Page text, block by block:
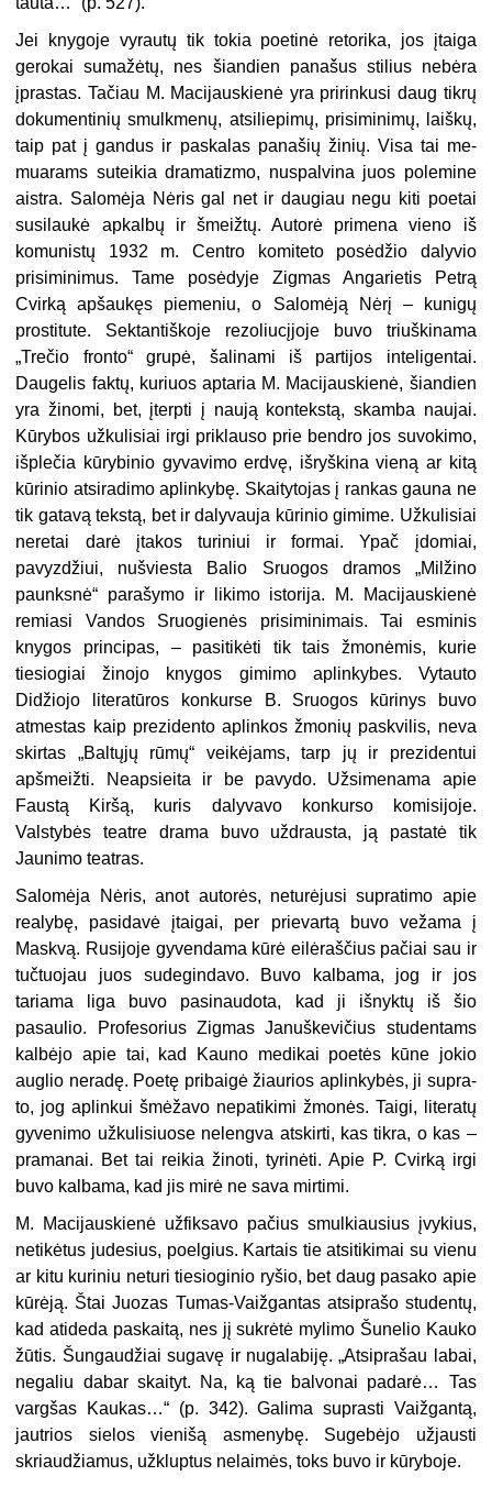
Jei knygoje vyrautų tik tokia poe­tinė retorika, jos įtaiga
gerokai suma­žėtų, nes šiandien panašus stilius ne­bėra
įprastas. Tačiau M. Macijauskienė yra pririnkusi daug tikrų
dokumen­tinių smulkmenų, atsiliepimų, prisi­minimų, laiškų,
taip pat į gandus ir paskalas panašių žinių. Visa tai me­
muarams suteikia dramatizmo, nuspal­vina juos polemine
aistra. Salomėja Nėris gal net ir daugiau negu kiti poe­tai
susilaukė apkalbų ir šmeižtų. Autorė primena vieno iš
komunistų 1932 m. Centro komiteto posėdžio dalyvio
prisiminimus. Tame posėdyje Zigmas Angarietis Petrą
Cvirką ap­šaukęs piemeniu, o Salomėją Nėrį – kunigų
prostitute. Sektantiškoje rezoliucįjoje buvo triuškinama
„Trečio fronto“ grupė, šalinami iš partijos in­teligentai.
Daugelis faktų, kuriuos ap­taria M. Macijauskienė, šiandien
yra žinomi, bet, įterpti į naują kontekstą, skamba naujai.
Kūrybos užkulisiai irgi priklauso prie bendro jos suvokimo,
iš­plečia kūrybinio gyvavimo erdvę, iš­ryškina vieną ar kitą
kūrinio atsiradi­mo aplinkybę. Skaitytojas į rankas gau­na ne
tik gatavą tekstą, bet ir daly­vauja kūrinio gimime. Užkulisiai
nere­tai darė įtakos turiniui ir formai. Ypač įdomiai,
pavyzdžiui, nušviesta Balio Sruogos dramos „Milžino
paunksnė“ parašymo ir likimo istorija. M. Maci­jauskienė
remiasi Vandos Sruogienės prisiminimais. Tai esminis
knygos prin­cipas, – pasitikėti tik tais žmonėmis, kurie
tiesiogiai žinojo knygos gimimo aplinkybes. Vytauto
Didžiojo literatū­ros konkurse B. Sruogos kūrinys buvo
atmestas kaip prezidento aplinkos žmonių paskvilis, neva
skirtas „Baltų­jų rūmų“ veikėjams, tarp jų ir prezi­dentui
apšmeižti. Neapsieita ir be pa­vydo. Užsimenama apie
Faustą Kiršą, kuris dalyvavo konkurso komisijoje.
Valstybės teatre drama buvo uždraus­ta, ją pastatė tik
Jaunimo teatras.
Salomėja Nėris, anot autorės, netu­rėjusi supratimo apie
realybę, pasidavė įtaigai, per prievartą buvo vežama į
Maskvą. Rusijoje gyvendama kūrė ei­lėraščius pačiai sau ir
tučtuojau juos sudegindavo. Buvo kalbama, jog ir jos
tariama liga buvo pasinaudota, kad ji išnyktų iš šio
pasaulio. Profesorius Zigmas Januškevičius studentams
kal­bėjo apie tai, kad Kauno medikai poe­tės kūne jokio
auglio neradę. Poetę pribaigė žiaurios aplinkybės, ji supra­
to, jog aplinkui šmėžavo nepatikimi žmonės. Taigi, literatų
gyvenimo užku­lisiuose nelengva atskirti, kas tikra, o kas –
pramanai. Bet tai reikia žinoti, tyrinėti. Apie P. Cvirką irgi
buvo kalba­ma, kad jis mirė ne sava mirtimi.
M. Macijauskienė užfiksavo pačius smulkiausius įvykius,
netikėtus jude­sius, poelgius. Kartais tie atsitikimai su vienu
ar kitu kuriniu neturi tie­sioginio ryšio, bet daug pasako apie
kūrėją. Štai Juozas Tumas-Vaižgantas atsiprašo studentų,
kad atideda pa­skaitą, nes jį sukrėtė mylimo Šunelio Kauko
žūtis. Šungaudžiai sugavę ir nugalabiję. „Atsiprašau labai,
negaliu dabar skaityt. Na, ką tie balvonai pa­darė… Tas
vargšas Kaukas…“ (p. 342). Galima suprasti Vaižgantą,
jautrios sielos vienišą asmenybę. Sugebėjo už­jausti
skriaudžiamus, užkluptus ne­laimės, toks buvo ir kūryboje.